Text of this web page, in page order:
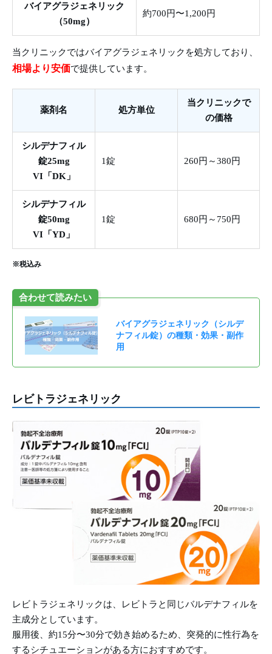
バイアグラジェネリック
（50mg）
約700円〜1,200円
当クリニックではバイアグラジェネリックを処方しており、
相場より安価で提供しています。
薬剤名 処方単位
当クリニックで
の価格
シルデナフィル
錠25mg
VI「DK」
1錠 260円～380円
シルデナフィル
錠50mg
VI「YD」
1錠 680円～750円
※税込み
合わせて読みたい
バイアグラジェネリック（シルデ
ナフィル錠）の種類・効果・副作
用
レビトラジェネリック
レビトラジェネリックは、レビトラと同じバルデナフィルを
主成分としています。
服用後、約15分〜30分で効き始めるため、突発的に性行為を
するシチュエーションがある方におすすめです。